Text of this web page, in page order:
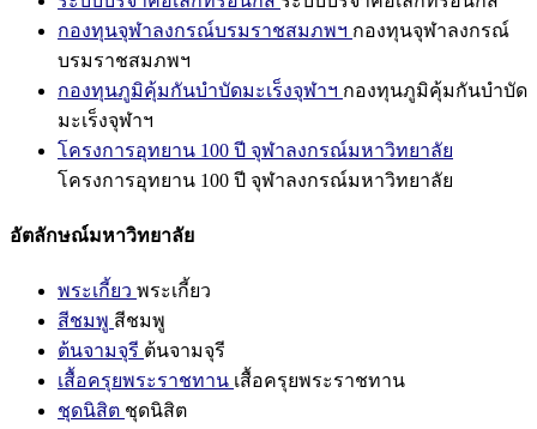
กองทุนจุฬาลงกรณ์บรมราชสมภพฯ กองทุนจุฬาลงกรณ์
บรมราชสมภพฯ
กองทุนภูมิคุ้มกันบำบัดมะเร็งจุฬาฯ กองทุนภูมิคุ้มกันบำบัด
มะเร็งจุฬาฯ
โครงการอุทยาน 100 ปี จุฬาลงกรณ์มหาวิทยาลัย
โครงการอุทยาน 100 ปี จุฬาลงกรณ์มหาวิทยาลัย
อัตลักษณ์มหาวิทยาลัย
พระเกี้ยว พระเกี้ยว
สีชมพู สีชมพู
ต้นจามจุรี ต้นจามจุรี
เสื้อครุยพระราชทาน เสื้อครุยพระราชทาน
ชุดนิสิต ชุดนิสิต